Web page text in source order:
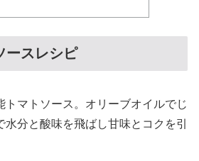
ースレシピ
トマトソース。オリーブオイルでじ
分と酸味を飛ばし甘味とコクを引